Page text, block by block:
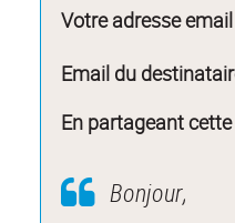
Votre adresse
Email du
En partageant
Bonjour,